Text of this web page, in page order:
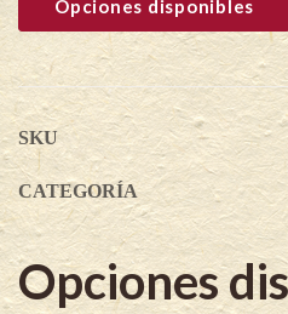
Opciones disponibles
SKU
CATEGORÍA
Opciones